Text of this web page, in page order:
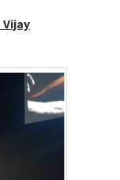
Vijay